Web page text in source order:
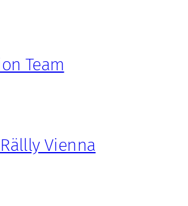
Team
Vienna